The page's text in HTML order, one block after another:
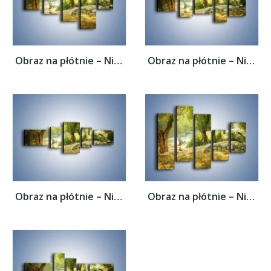
Obraz na płótnie – Niedzielny spacer pod... Obraz na płótnie – Niedzielny spacer pod...
Obraz na płótnie – Niedzielny spacer pod... Obraz na płótnie – Niedzielny spacer pod...